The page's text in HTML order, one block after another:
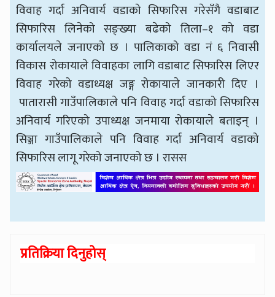
विवाह गर्दा अनिवार्य वडाको सिफारिस गरेसँगै वडाबाट
सिफारिस लिनेको सङ्ख्या बढेको तिला–१ को वडा
कार्यालयले जनाएको छ । पालिकाको वडा नं ६ निवासी
विकास रोकायाले विवाहका लागि वडाबाट सिफारिस लिएर
विवाह गरेको वडाध्यक्ष जङ्ग रोकायाले जानकारी दिए ।
पातारासी गाउँपालिकाले पनि विवाह गर्दा वडाको सिफारिस
अनिवार्य गरिएको उपाध्यक्ष जनमाया रोकायाले बताइन् ।
सिञ्जा गाउँपालिकाले पनि विवाह गर्दा अनिवार्य वडाको
सिफारिस लागू गरेको जनाएको छ । रासस
प्रतिक्रिया दिनुहोस्